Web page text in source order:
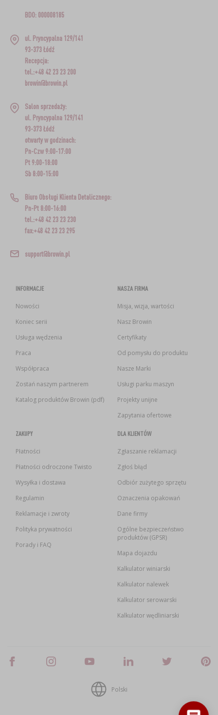
BDO: 000008185
ul. Pryncypalna 129/141
93-373 Łódź
Recepcja:
tel.:+48 42 23 23 200
browin@browin.pl
Salon sprzedaży:
ul. Pryncypalna 129/141
93-373 Łódź
otwarty w godzinach:
Pn-Czw 9:00-17:00
Pt 9:00-18:00
Sb 8:00-15:00
Biuro Obsługi Klienta Detalicznego:
Pn-Pt 8:00-16:00
tel.:+48 42 23 23 230
fax:+48 42 23 23 295
support@browin.pl
INFORMACJE
Nowości
Koniec serii
Usługa wędzenia
Praca
Współpraca
Zostań naszym partnerem
Katalog produktów Browin (pdf)
NASZA FIRMA
Misja, wizja, wartości
Nasz Browin
Certyfikaty
Od pomysłu do produktu
Nasze Marki
Usługi parku maszyn
Projekty unijne
Zapytania ofertowe
ZAKUPY
Płatności
Płatności odroczone Twisto
Wysyłka i dostawa
Regulamin
Reklamacje i zwroty
Polityka prywatności
Porady i FAQ
DLA KLIENTÓW
Zgłaszanie reklamacji
Zgłoś błąd
Odbiór zużytego sprzętu
Oznaczenia opakowań
Dane firmy
Ogólne bezpieczeństwo
produktów (GPSR)
Mapa dojazdu
Kalkulator winiarski
Kalkulator nalewek
Kalkulator serowarski
Kalkulator wędliniarski
Polski